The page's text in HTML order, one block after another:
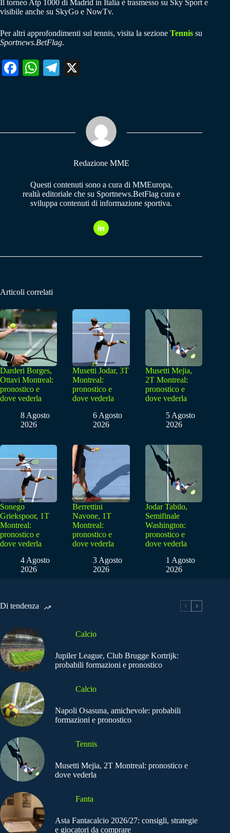
Il torneo Atp 1000 di Madrid in Italia è trasmesso su Sky Sport e
visibile anche su SkyGo e NowTv.
Per altri approfondimenti sul tennis, visita la sezione Tennis su
Sportnews.BetFlag.
Fa W
pp
Te
m
Redazione MME
Questi contenuti sono a cura di MMEuropa,
realtà editoriale che su Sportnews.BetFlag cura e
sviluppa contenuti di informazione sportiva.
Articoli correlati
Darderi Borges,
Ottavi Montreal:
pronostico e
dove vederla
8 Agosto
2026
Musetti Jodar, 3T
Montreal:
pronostico e
dove vederla
6 Agosto
2026
Musetti Mejia,
2T Montreal:
pronostico e
dove vederla
5 Agosto
2026
Sonego
Griekspoor, 1T
Montreal:
pronostico e
dove vederla
4 Agosto
2026
Berrettini
Navone, 1T
Montreal:
pronostico e
dove vederla
3 Agosto
2026
Jodar Tabilo,
Semifinale
Washington:
pronostico e
dove vederla
1 Agosto
2026
Di tendenza
Calcio
Jupiler League, Club Brugge Kortrijk:
probabili formazioni e pronostico
Calcio
Napoli Osasuna, amichevole: probabili
formazioni e pronostico
Tennis
Musetti Mejia, 2T Montreal: pronostico e
dove vederla
Fanta
Asta Fantacalcio 2026/27: consigli, strategie
e giocatori da comprare